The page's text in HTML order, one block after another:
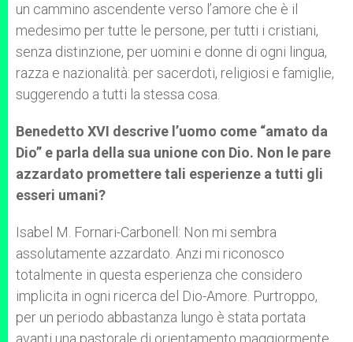
un cammino ascendente verso l’amore che è il
medesimo per tutte le persone, per tutti i cristiani,
senza distinzione, per uomini e donne di ogni lingua,
razza e nazionalità: per sacerdoti, religiosi e famiglie,
suggerendo a tutti la stessa cosa.
Benedetto XVI descrive l’uomo come “amato da
Dio” e parla della sua unione con Dio. Non le pare
azzardato promettere tali esperienze a tutti gli
esseri umani?
Isabel M. Fornari-Carbonell: Non mi sembra
assolutamente azzardato. Anzi mi riconosco
totalmente in questa esperienza che considero
implicita in ogni ricerca del Dio-Amore. Purtroppo,
per un periodo abbastanza lungo è stata portata
avanti una pastorale di orientamento maggiormente